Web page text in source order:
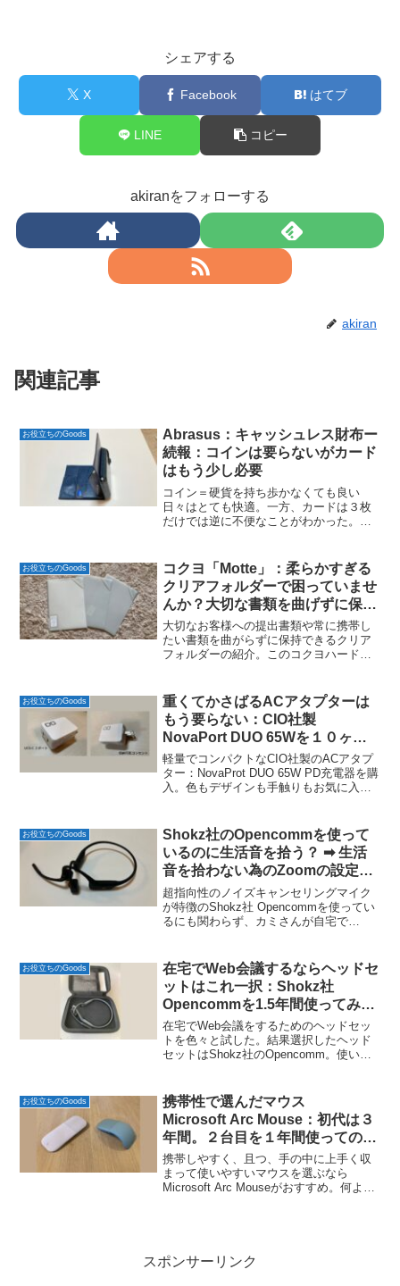
シェアする
X Facebook はてブ
LINE コピー
akiranをフォローする
akiran
関連記事
お役立ちのGoods
Abrasus：キャッシュレス財布ー
続報：コインは要らないがカード
はもう少し必要
コイン＝硬貨を持ち歩かなくても良い
日々はとても快適。一方、カードは３枚
だけでは逆に不便なことがわかった。そ
うことに！前の記事：コインを持ち歩く
ストレスから解放！Ab...
お役立ちのGoods
コクヨ「Motte」：柔らかすぎる
クリアフォルダーで困っていませ
んか？大切な書類を曲げずに保持
できるハードクリアフォルダー
大切なお客様への提出書類や常に携帯し
たい書類を曲がらずに保持できるクリア
フォルダーの紹介。このコクヨハードク
フォルダーを使っていて困ることクリア
フォルダーは確かに...
お役立ちのGoods
重くてかさばるACアタプターは
もう要らない：CIO社製
NovaPort DUO 65Wを１０ヶ月
使ってみて
軽量でコンパクトなCIO社製のACアタプ
ター：NovaProt DUO 65W PD充電器を購
入。色もデザインも手触りもお気に入
すぐに新品と交換。その後、購入後１０
ヶ...
お役立ちのGoods
Shokz社のOpencommを使って
いるのに生活音を拾う？ ➡︎ 生活
音を拾わない為のZoomの設定は
これ。
超指向性のノイズキャンセリングマイク
が特徴のShokz社 Opencommを使ってい
るにも関わらず、カミさんが自宅で
Shokz社に問い合わせ。Opencommを
Zo...
お役立ちのGoods
在宅でWeb会議するならヘッドセ
ットはこれ一択：Shokz社
Opencommを1.5年間使ってみ
た！
在宅でWeb会議をするためのヘッドセッ
トを色々と試した。結果選択したヘッド
セットはShokz社のOpencomm。使い続
イクは生活音を拾わない。また骨伝導の
イヤホンは...
お役立ちのGoods
携帯性で選んだマウス
Microsoft Arc Mouse：初代は３
年間。２台目を１年間使っての評
価
携帯しやすく、且つ、手の中に上手く収
まって使いやすいマウスを選ぶなら
Microsoft Arc Mouseがおすすめ。何より
スポンサーリンク